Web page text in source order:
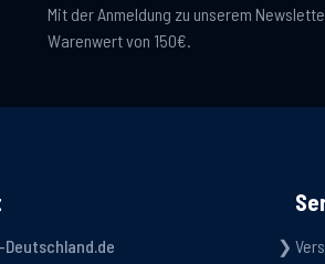
Mit der Anmeldung zu unserem
Warenwert von 150€.